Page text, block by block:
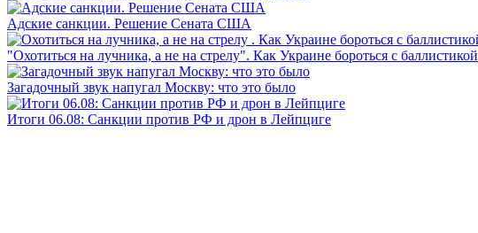
Адские санкции. Решение Сената США
"Охотиться на лучника, а не на стрелу". Как Украине бороться с баллистикой
Загадочный звук напугал Москву: что это было
Итоги 06.08: Санкции против РФ и дрон в Лейпциге